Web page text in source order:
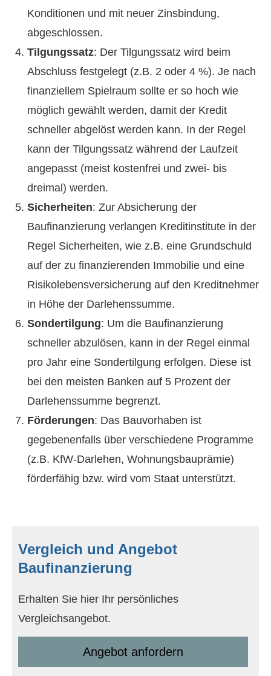
Konditionen und mit neuer Zinsbindung,
abgeschlossen.
Tilgungssatz: Der Tilgungssatz wird beim
Abschluss festgelegt (z.B. 2 oder 4 %). Je nach
finanziellem Spielraum sollte er so hoch wie
möglich gewählt werden, damit der Kredit
schneller abgelöst werden kann. In der Regel
kann der Tilgungssatz während der Laufzeit
angepasst (meist kostenfrei und zwei- bis
dreimal) werden.
Sicherheiten: Zur Absicherung der
Baufinanzierung verlangen Kreditinstitute in der
Regel Sicherheiten, wie z.B. eine Grundschuld
auf der zu finanzierenden Immobilie und eine
Risiko­lebens­ver­si­che­rung auf den Kreditnehmer
in Höhe der Darlehenssumme.
Sondertilgung: Um die Baufinanzierung
schneller abzulösen, kann in der Regel einmal
pro Jahr eine Sondertilgung erfolgen. Diese ist
bei den meisten Banken auf 5 Prozent der
Darlehenssumme begrenzt.
Förderungen: Das Bauvorhaben ist
gegebenenfalls über verschiedene Programme
(z.B. KfW-Darlehen, Wohnungsbauprämie)
förderfähig bzw. wird vom Staat unterstützt.
Vergleich und Angebot
Baufinanzierung
Erhalten Sie hier Ihr persönliches
Vergleichsangebot.
An­ge­bot an­for­dern